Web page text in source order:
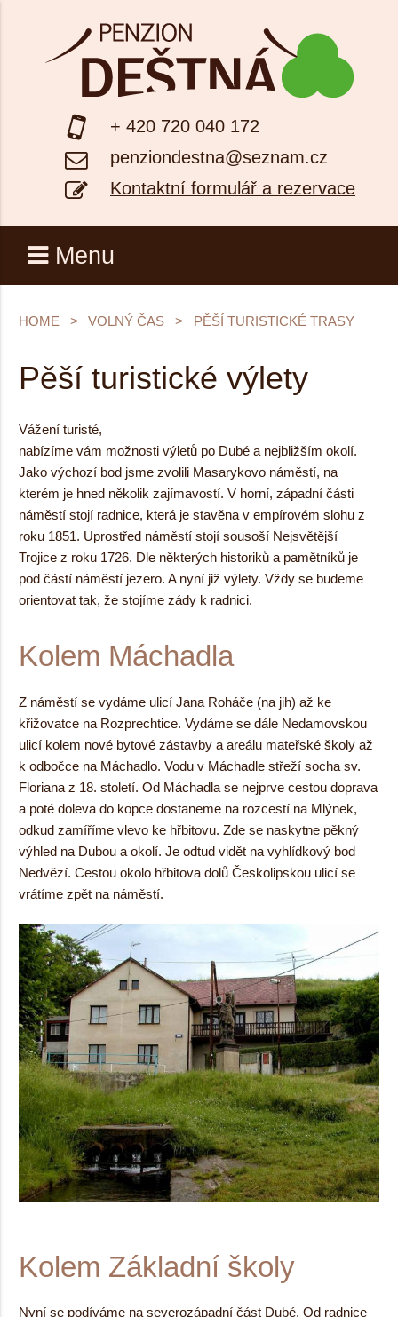
+ 420 720 040 172
penziondestna@seznam.cz
Kontaktní formulář a rezervace
Menu
HOME VOLNÝ ČAS PĚŠÍ TURISTICKÉ TRASY
Pěší turistické výlety
Vážení turisté,
nabízíme vám možnosti výletů po Dubé a nejbližším okolí.
Jako výchozí bod jsme zvolili Masarykovo náměstí, na
kterém je hned několik zajímavostí. V horní, západní části
náměstí stojí radnice, která je stavěna v empírovém slohu z
roku 1851. Uprostřed náměstí stojí sousoší Nejsvětější
Trojice z roku 1726. Dle některých historiků a pamětníků je
pod částí náměstí jezero. A nyní již výlety. Vždy se budeme
orientovat tak, že stojíme zády k radnici.
Kolem Máchadla
Z náměstí se vydáme ulicí Jana Roháče (na jih) až ke
křižovatce na Rozprechtice. Vydáme se dále Nedamovskou
ulicí kolem nové bytové zástavby a areálu mateřské školy až
k odbočce na Máchadlo. Vodu v Máchadle střeží socha sv.
Floriana z 18. století. Od Máchadla se nejprve cestou doprava
a poté doleva do kopce dostaneme na rozcestí na Mlýnek,
odkud zamíříme vlevo ke hřbitovu. Zde se naskytne pěkný
výhled na Dubou a okolí. Je odtud vidět na vyhlídkový bod
Nedvězí. Cestou okolo hřbitova dolů Českolipskou ulicí se
vrátíme zpět na náměstí.
Kolem Základní školy
Nyní se podíváme na severozápadní část Dubé. Od radnice